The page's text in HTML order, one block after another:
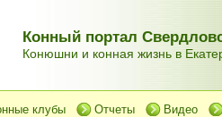
Конный портал
Конюшни и конная жизнь в
клубы Отчеты Видео